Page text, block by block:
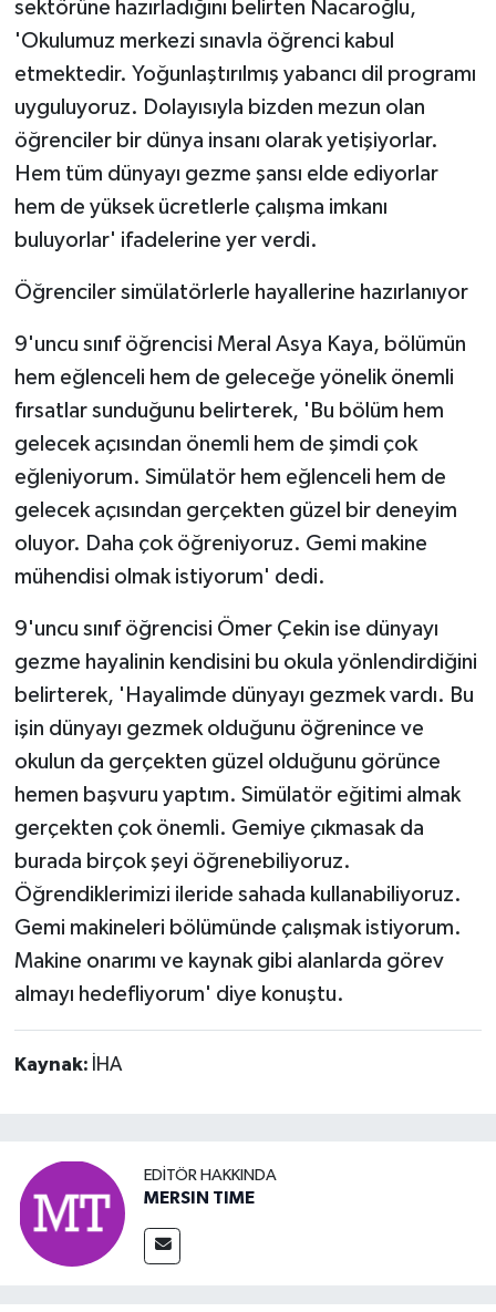
sektörüne hazırladığını belirten Nacaroğlu,
'Okulumuz merkezi sınavla öğrenci kabul
etmektedir. Yoğunlaştırılmış yabancı dil programı
uyguluyoruz. Dolayısıyla bizden mezun olan
öğrenciler bir dünya insanı olarak yetişiyorlar.
Hem tüm dünyayı gezme şansı elde ediyorlar
hem de yüksek ücretlerle çalışma imkanı
buluyorlar' ifadelerine yer verdi.
Öğrenciler simülatörlerle hayallerine hazırlanıyor
9'uncu sınıf öğrencisi Meral Asya Kaya, bölümün
hem eğlenceli hem de geleceğe yönelik önemli
fırsatlar sunduğunu belirterek, 'Bu bölüm hem
gelecek açısından önemli hem de şimdi çok
eğleniyorum. Simülatör hem eğlenceli hem de
gelecek açısından gerçekten güzel bir deneyim
oluyor. Daha çok öğreniyoruz. Gemi makine
mühendisi olmak istiyorum' dedi.
9'uncu sınıf öğrencisi Ömer Çekin ise dünyayı
gezme hayalinin kendisini bu okula yönlendirdiğini
belirterek, 'Hayalimde dünyayı gezmek vardı. Bu
işin dünyayı gezmek olduğunu öğrenince ve
okulun da gerçekten güzel olduğunu görünce
hemen başvuru yaptım. Simülatör eğitimi almak
gerçekten çok önemli. Gemiye çıkmasak da
burada birçok şeyi öğrenebiliyoruz.
Öğrendiklerimizi ileride sahada kullanabiliyoruz.
Gemi makineleri bölümünde çalışmak istiyorum.
Makine onarımı ve kaynak gibi alanlarda görev
almayı hedefliyorum' diye konuştu.
Kaynak: İHA
EDITÖR HAKKINDA
MERSIN TIME